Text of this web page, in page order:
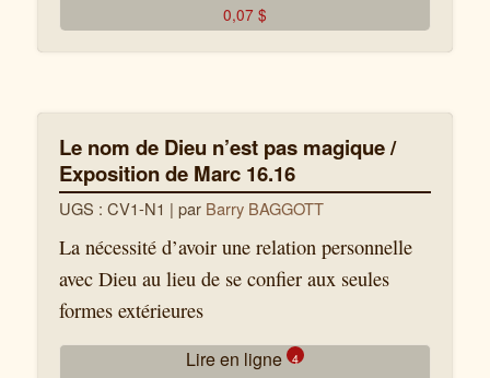
Dieu pardonne !
0,07 $
Le nom de Dieu n’est pas magique /
Exposition de Marc 16.16
UGS : CV1-N1 | par Barry BAGGOTT
La nécessité d’avoir une relation personnelle
avec Dieu au lieu de se confier aux seules
formes extérieures
Lire en ligne 4